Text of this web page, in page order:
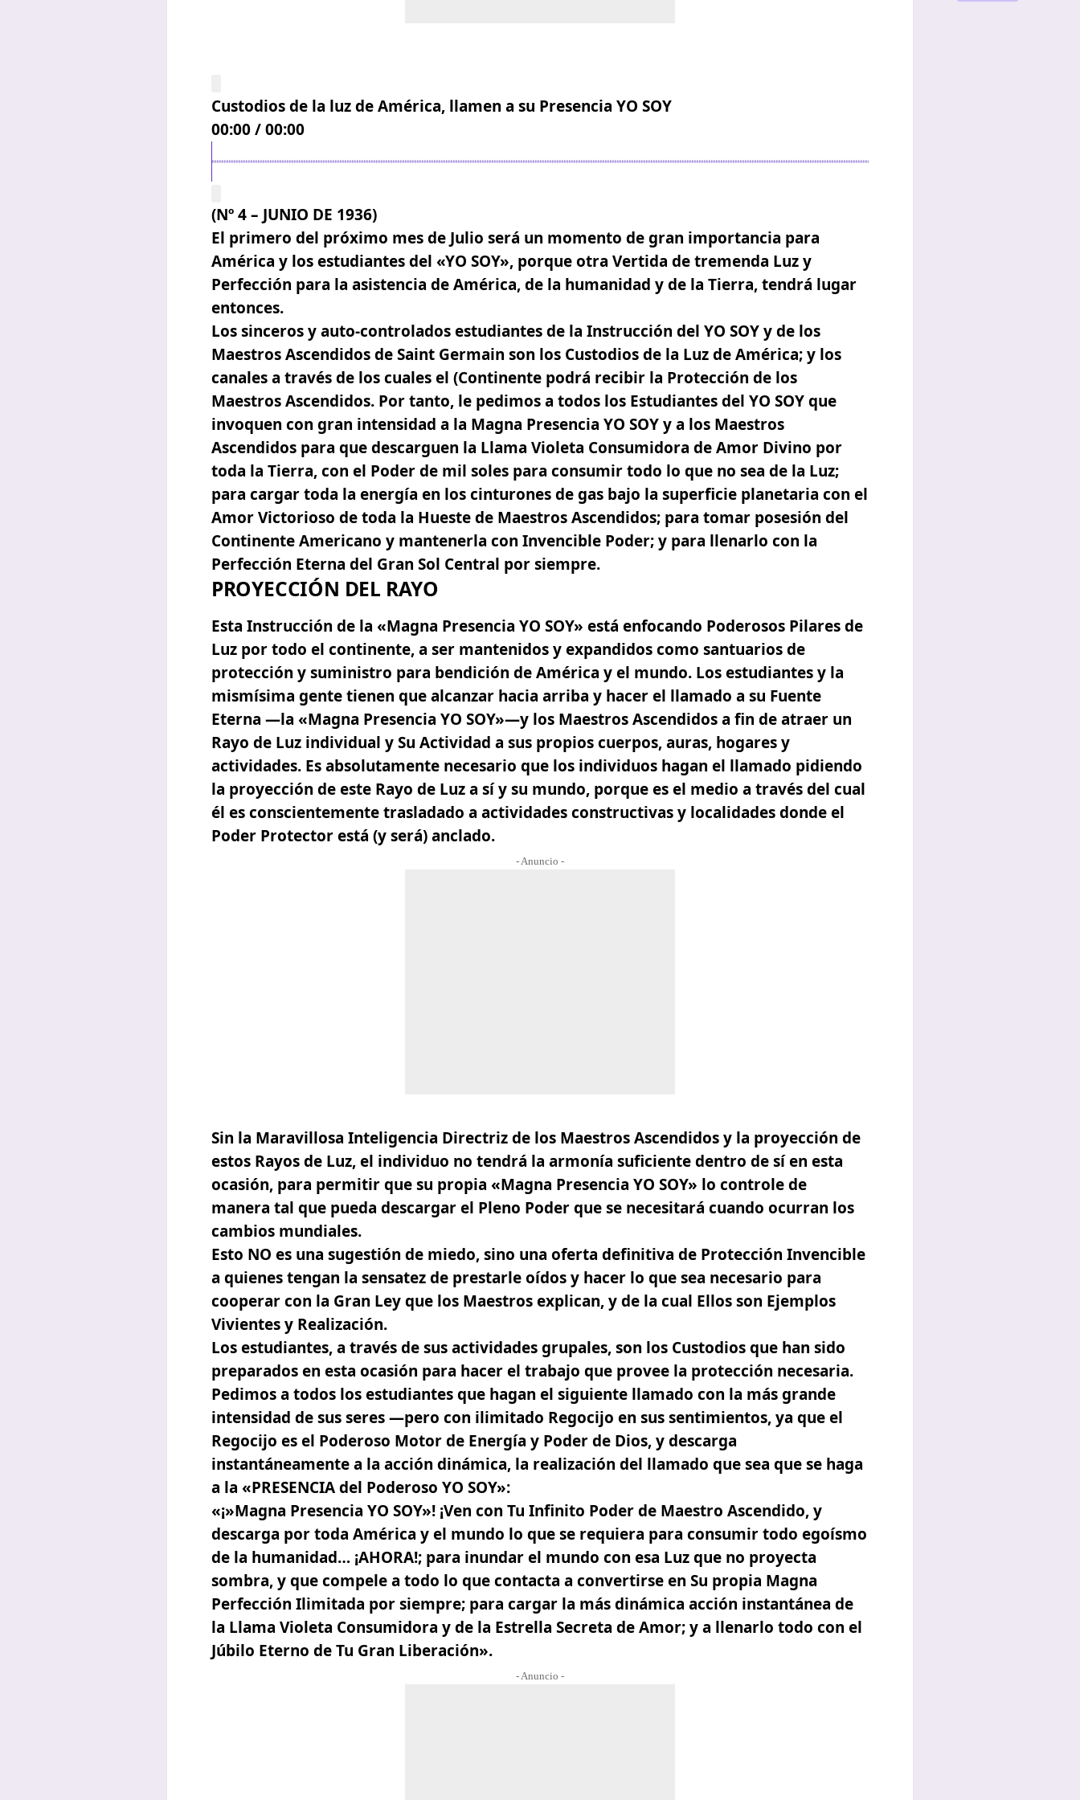
Custodios de la luz de América, llamen a su Presencia YO SOY
00:00 / 00:00
(Nº 4 – JUNIO DE 1936)
El primero del próximo mes de Julio será un momento de gran importancia para
América y los estudiantes del «YO SOY», porque otra Vertida de tremenda Luz y
Perfección para la asistencia de América, de la humanidad y de la Tierra, tendrá lugar
entonces.
Los sinceros y auto-controlados estudiantes de la Instrucción del YO SOY y de los
Maestros Ascendidos de Saint Germain son los Custodios de la Luz de América;y los
canales a través de los cuales el (Continente podrá recibir la Protección de los
Maestros Ascendidos. Por tanto, le pedimos a todos los Estudiantes del YO SOY que
invoquen con gran intensidad a la Magna Presencia YO SOYy a los Maestros
Ascendidos para que descarguen la Llama Violeta Consumidora de Amor Divino por
toda la Tierra, con el Poder de mil soles para consumir todo lo que no sea de la Luz;
para cargar toda la energía en los cinturones de gas bajo la superficie planetaria con el
Amor Victorioso de toda la Hueste de Maestros Ascendidos; para tomar posesión del
Continente Americano y mantenerla con Invencible Poder; y para llenarlo con la
Perfección Eterna del Gran Sol Central por siempre.
PROYECCIÓN DEL RAYO
Esta Instrucción de la «Magna Presencia YO SOY» está enfocando Poderosos Pilares de
Luz por todo el continente, a ser mantenidos y expandidos como santuarios de
protección y suministro para bendición de América y el mundo. Los estudiantes y la
mismísima gente tienen que alcanzar hacia arriba y hacer el llamado a su Fuente
Eterna —la «Magna Presencia YO SOY»—y los Maestros Ascendidos a fin de atraer un
Rayo de Luz individual y Su Actividad a sus propios cuerpos, auras, hogares y
actividades. Es absolutamente necesario que los individuos hagan el llamado pidiendo
la proyección de este Rayo de Luz a sí y su mundo,porque es el medio a través del cual
él es conscientemente trasladado a actividades constructivas y localidades donde el
Poder Protector está (y será) anclado.
- Anuncio -
Sin la Maravillosa Inteligencia Directriz de los Maestros Ascendidos y la proyección de
estos Rayos de Luz, el individuo no tendrá la armonía suficiente dentro de sí en esta
ocasión, para permitir que su propia «Magna Presencia YO SOY» lo controle de
manera tal que pueda descargar el Pleno Poder que se necesitará cuando ocurran los
cambios mundiales.
Esto NO es una sugestión de miedo, sino una oferta definitiva de Protección Invencible
a quienes tengan la sensatez de prestarle oídos y hacer lo que sea necesario para
cooperarcon la Gran Ley que los Maestros explican, y de la cual Ellos son Ejemplos
Vivientes y Realización.
Los estudiantes, a través de sus actividades grupales, son los Custodios que han sido
preparados en esta ocasión para hacer el trabajo que provee la protección necesaria.
Pedimos a todos los estudiantes que hagan el siguiente llamado con la más grande
intensidad de sus seres —pero con ilimitado Regocijo en sus sentimientos, ya que el
Regocijo es el Poderoso Motor de Energía y Poder de Dios, y descarga
instantáneamente a la acción dinámica, la realización del llamado que sea que se haga
a la «PRESENCIA del Poderoso YO SOY»:
«¡»Magna Presencia YO SOY»! ¡Ven con Tu Infinito Poder de Maestro Ascendido, y
descarga por toda América y el mundo lo que se requiera para consumir todo egoísmo
de la humanidad… ¡AHORA!; para inundar el mundo con esa Luz que no proyecta
sombra, y que compele a todo lo que contacta a convertirse en Su propia Magna
Perfección Ilimitada por siempre; para cargar la más dinámica acción instantánea de
la Llama Violeta Consumidora y de la Estrella Secreta de Amor; y a llenarlo todo con el
Júbilo Eterno de Tu Gran Liberación».
- Anuncio -